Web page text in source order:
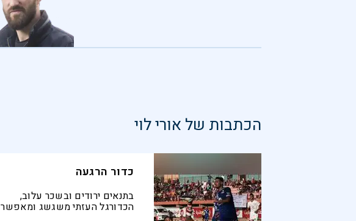
הכתבות של אורי לוי
כדור הרגעה
בתנאים ירודים ובשכר עלוב,
הכדורגל העזתי משגשג ומאפשר